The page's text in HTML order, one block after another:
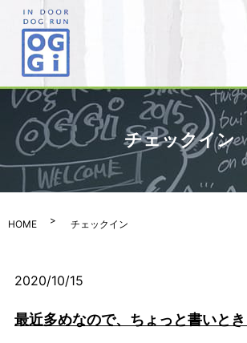
チェックイン
HOME チェックイン
2020/10/15
最近多めなので、ちょっと書いとき